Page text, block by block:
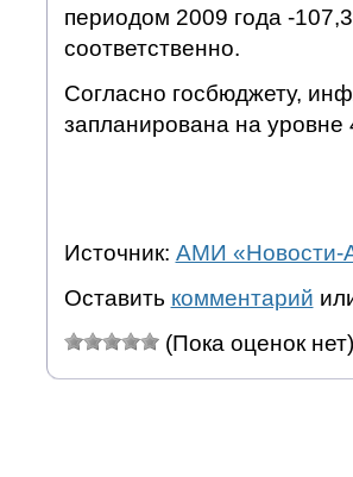
периодом 2009 года -
соответственно.
Согласно госбюджету,
запланирована на уровне
Источник: АМИ «Новости-
Оставить комментарий
(Пока оценок нет)